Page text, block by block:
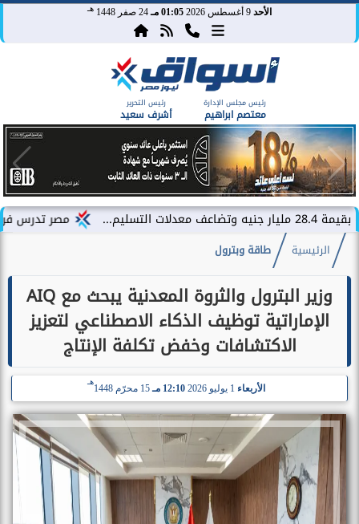
الأحد 01:05 مـ 24 صفر 1448 هـ
رئيس مجلس الإدارة
معتصم ابراهيم
رئيس التحرير
أشرف سعيد
مصر تدرس فرض رسوم جمركية بنسبة 5% على السيارات
الرئيسية طاقة وبترول
وزير البترول والثروة المعدنية يبحث مع AIQ
الإماراتية توظيف الذكاء الاصطناعي لتعزيز
الاكتشافات وخفض تكلفة الإنتاج
الأربعاء 12:10 مـ 15 محرّم 1448
هـ